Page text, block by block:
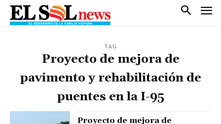
TAG
Proyecto de mejora de
pavimento y rehabilitación de
puentes en la I-95
Proyecto de mejora de